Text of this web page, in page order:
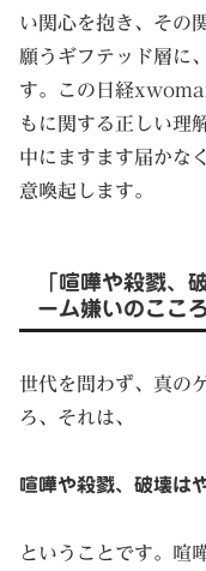
い関心を抱き、その
願うギフテッド層に
す。この日経
もに関する正しい理
中にますます届かな
意喚起します。
「喧嘩や殺戮、
ーム嫌いのここ
世代を問わず、真の
ろ、それは、
喧嘩や殺戮、破壊は
ということです。喧